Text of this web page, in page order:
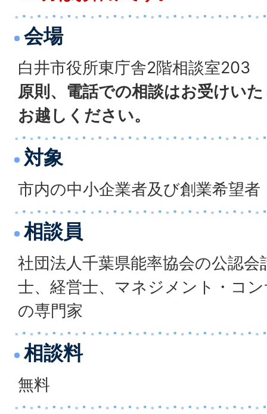
会場
白井市役所東庁舎2階相談室203
原則、電話での相談はお受けい
お越しください。
対象
市内の中小企業者及び創業希望者
相談員
社団法人千葉県能率協会の公認会
士、経営士、マネジメント・コ
の専門家
相談料
無料